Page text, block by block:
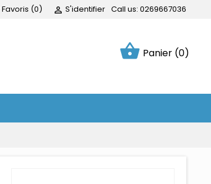
Favoris (0)  S'identifier Call us: 0269667036
shopping_basket Panier (0)